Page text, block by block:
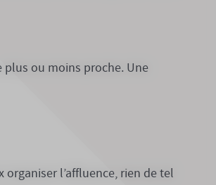
ou moins proche. Une
l’affluence, rien de tel